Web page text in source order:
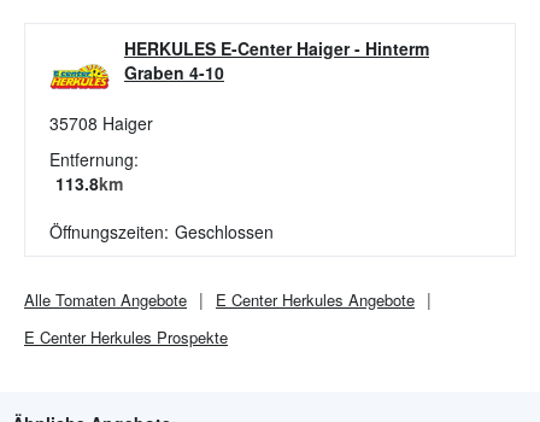
HERKULES E-Center Haiger- Hinterm
Graben 4-10
35708 Haiger
Entfernung:
113.8km
Öffnungszeiten: Geschlossen
Alle Tomaten Angebote E Center Herkules Angebote
E Center Herkules Prospekte